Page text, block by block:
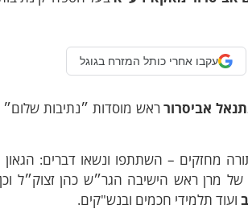
עקבו אחרי כותל המזרח בגוגל
אביסרורראש מוסדות ״נתיבות
מחזקים – השתתפו ונשאו דברים: הגאון
של מרן ראש הישיבה הגר״ש כהן זצוק״ל וכן
ועוד תלמידי חכמים ובנש"קים.